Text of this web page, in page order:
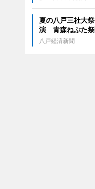
夏の八戸三社大
演 青森ねぶた祭
八戸経済新聞